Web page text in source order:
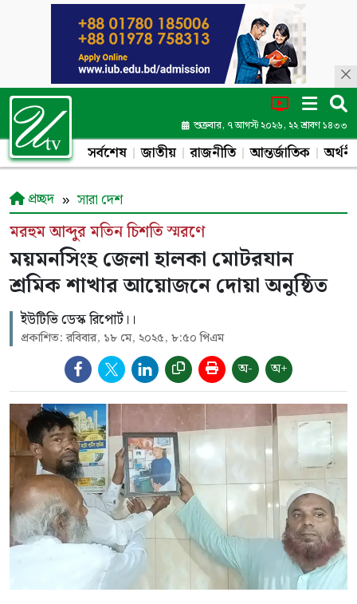
শুক্রবার, ৭ আগস্ট ২০২৬, ২২ শ্রাবণ ১৪৩৩
সর্বশেষ জাতীয় রাজনীতি আন্তর্জাতিক
প্রচ্ছদ সারা দেশ
মরহুম আব্দুর মতিন চিশতি স্মরণে
ময়মনসিংহ জেলা হালকা মোটরযান
শ্রমিক শাখার আয়োজনে দোয়া অনুষ্ঠিত
ইউটিভি ডেস্ক রিপোর্ট।।
প্রকাশিত: রবিবার, ১৮ মে, ২০২৫, ৮:৫০ পিএম
অ- অ+